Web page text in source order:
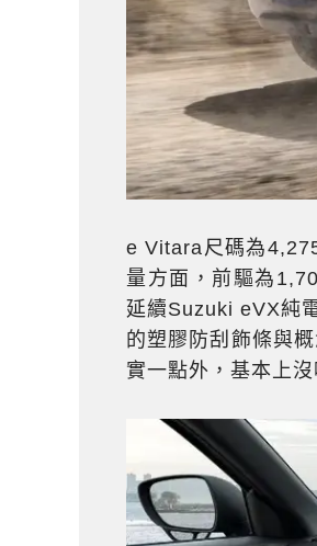
e Vitara尺碼為
量方面，前驅為
延續Suzuki eVX純
的塑膠防刮飾條與
實一點外，基本上沒